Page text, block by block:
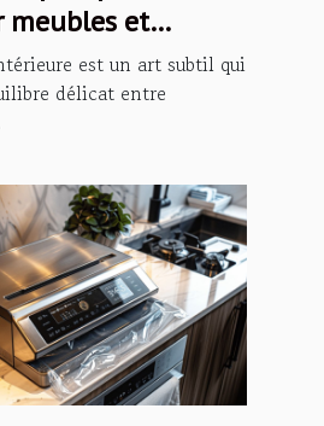
meubles et
est un art subtil qui
délicat entre